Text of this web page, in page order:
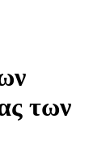
των